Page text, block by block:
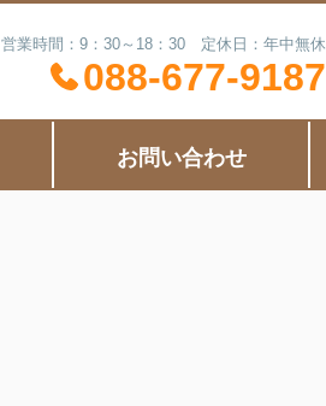
営業時間：9：30～18：30 定休日：年中無休
088-677-9187
お問い合わせ